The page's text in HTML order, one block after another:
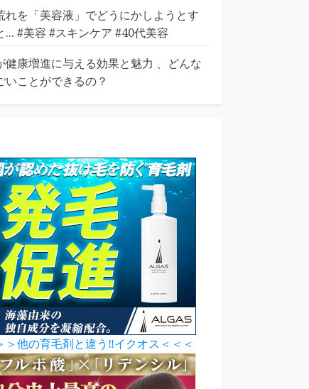
れを「美容液」でどうにかしようとす
... #美容 #スキンケア #40代美容
健康増進に与える効果と魅力 、どんな
いことができるの？
＞他の育毛剤と違う‼イクオス＜＜＜